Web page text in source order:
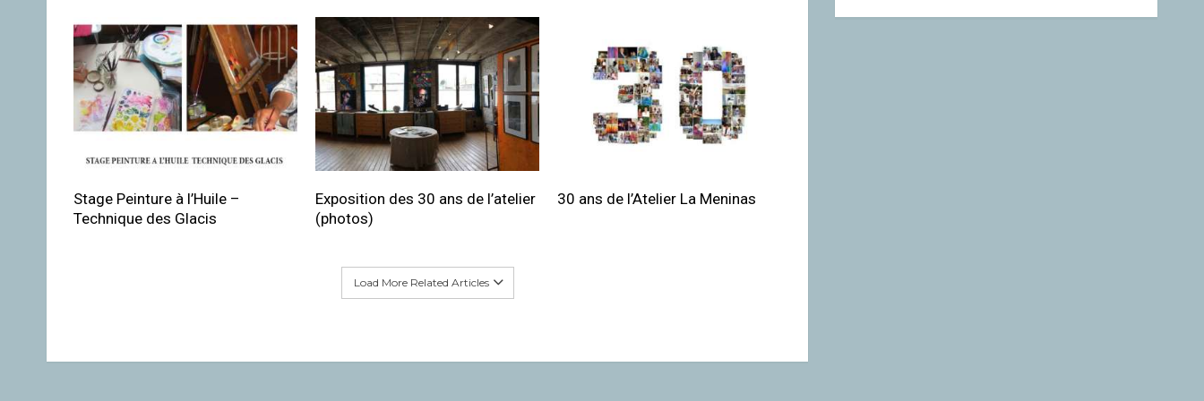
Stage Peinture à l’Huile –
Technique des Glacis
Exposition des 30 ans de l’atelier
(photos)
30 ans de l’Atelier La Meninas
Load More Related Articles